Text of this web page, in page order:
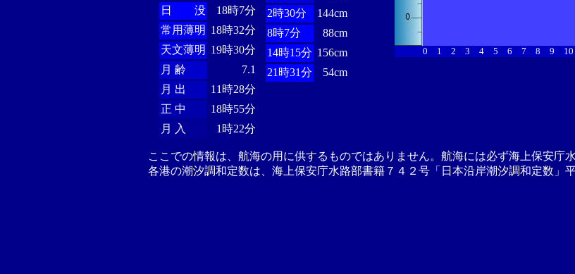
日 没
18時7分
常用薄明 18時32分
天文薄明 19時30分
月 齢
7.1
月 出
11時28分
正 中
18時55分
月 入
1時22分
2時30分
144cm
8時7分
88cm
14時15分 156cm
21時31分
54cm
0 1 2 3 4 5 6 7 8 9 10
ここでの情報は、航海の用に供するものではありません。航海には必ず海上保安庁
各港の潮汐調和定数は、海上保安庁水路部書籍７４２号「日本沿岸潮汐調和定数」